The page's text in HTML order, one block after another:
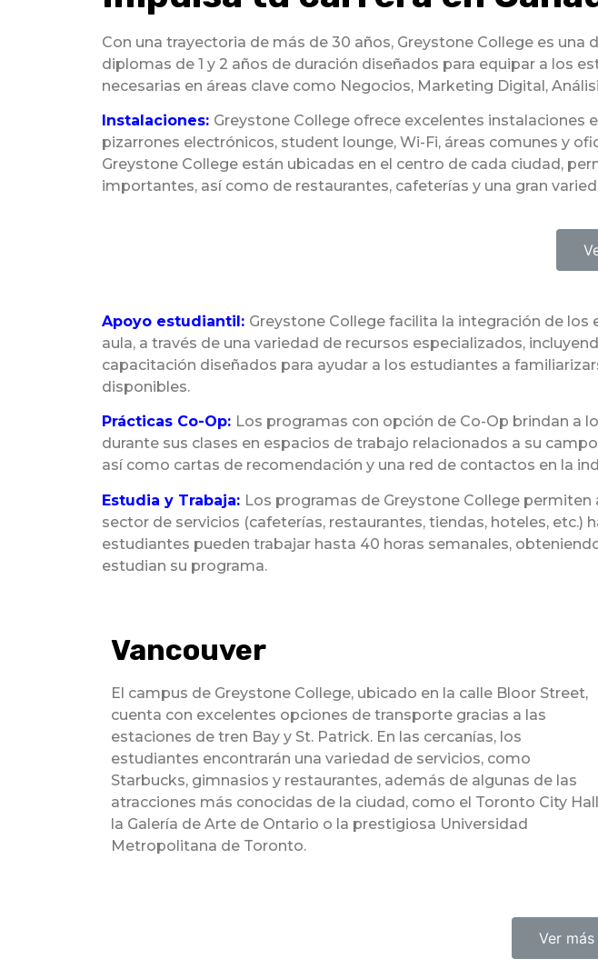
Con una trayectoria de más de 30 años, Greystone College es
diplomas de 1 y 2 años de duración diseñados para equipar a los
necesarias en áreas clave como Negocios, Marketing Digital,
Instalaciones: Greystone College ofrece excelentes instalaciones
pizarrones electrónicos, student lounge, Wi-Fi, áreas comunes y
Greystone College están ubicadas en el centro de cada ciudad,
importantes, así como de restaurantes, cafeterías y una gran
Apoyo estudiantil: Greystone College facilita la integración de
aula, a través de una variedad de recursos especializados,
capacitación diseñados para ayudar a los estudiantes a
disponibles.
Prácticas Co-Op: Los programas con opción de Co-Op brindan a
durante sus clases en espacios de trabajo relacionados a su
así como cartas de recomendación y una red de contactos en la
Estudia y Trabaja: Los programas de Greystone College
sector de servicios (cafeterías, restaurantes, tiendas, hoteles, etc.)
estudiantes pueden trabajar hasta 40 horas semanales,
estudian su programa.
Vancouver
El campus de Greystone College, ubicado en la calle Bloor Street,
cuenta con excelentes opciones de transporte gracias a las
estaciones de tren Bay y St. Patrick. En las cercanías, los
estudiantes encontrarán una variedad de servicios, como
Starbucks, gimnasios y restaurantes, además de algunas de las
atracciones más conocidas de la ciudad, como el Toronto City
la Galería de Arte de Ontario o la prestigiosa Universidad
Metropolitana de Toronto.
Ver